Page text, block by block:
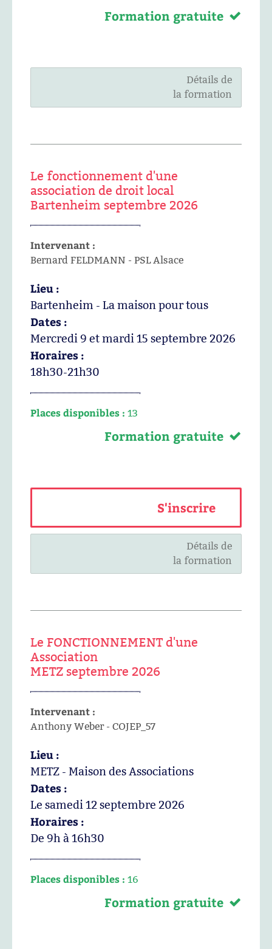
Formation gratuite
Détails de
la formation
Le fonctionnement d'une
association de droit local
Bartenheim septembre 2026
Intervenant :
Bernard FELDMANN - PSL Alsace
Lieu :
Bartenheim - La maison pour tous
Dates :
Mercredi 9 et mardi 15 septembre 2026
Horaires :
18h30-21h30
Places disponibles : 13
Formation gratuite
S'inscrire
Détails de
la formation
Le FONCTIONNEMENT d'une
Association
METZ septembre 2026
Intervenant :
Anthony Weber - COJEP_57
Lieu :
METZ - Maison des Associations
Dates :
Le samedi 12 septembre 2026
Horaires :
De 9h à 16h30
Places disponibles : 16
Formation gratuite